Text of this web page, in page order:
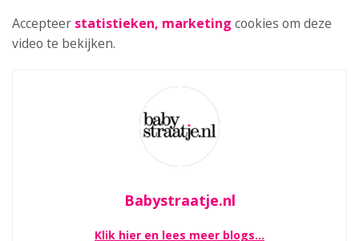
Accepteer statistieken, marketing cookies om deze
video te bekijken.
Babystraatje.nl
Klik hier en lees meer blogs…